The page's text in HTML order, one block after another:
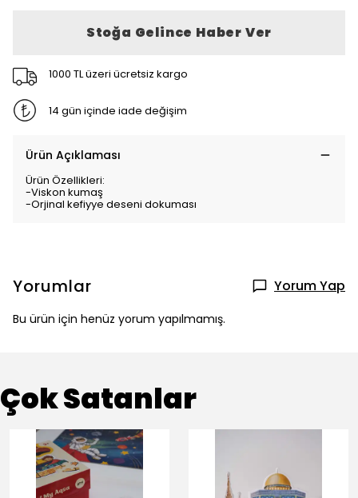
Stoğa Gelince Haber Ver
1000 TL üzeri ücretsiz kargo
14 gün içinde iade değişim
Ürün Açıklaması
Ürün Özellikleri:
-Viskon kumaş
-Orjinal kefiyye deseni dokuması
Yorumlar Yorum Yap
Bu ürün için henüz yorum yapılmamış.
Çok Satanlar